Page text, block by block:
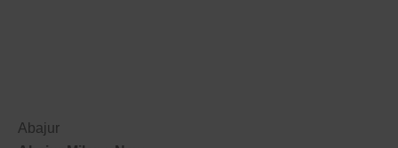
Abajur